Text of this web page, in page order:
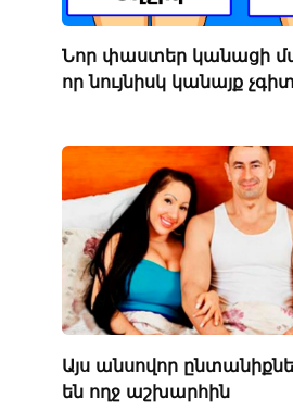
Նոր փաստեր կանացի
որ նույնիսկ կանայք
Այս անսովոր
են ողջ աշխարհին